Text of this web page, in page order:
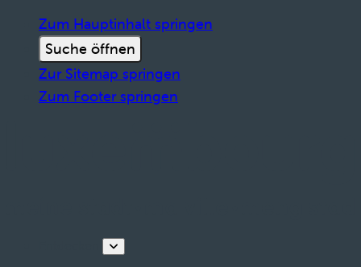
Zum Hauptinhalt springen
Suche öffnen
Zur Sitemap springen
Zum Footer springen